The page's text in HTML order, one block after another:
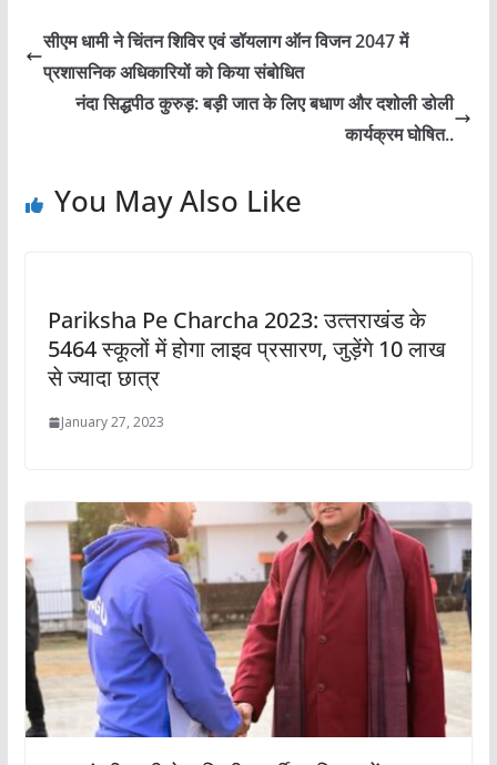
सीएम धामी ने चिंतन शिविर एवं डॉयलाग ऑन विजन 2047 में
प्रशासनिक अधिकारियों को किया संबोधित
नंदा सिद्धपीठ कुरुड़: बड़ी जात के लिए बधाण और दशोली डोली
कार्यक्रम घोषित..
You May Also Like
Pariksha Pe Charcha 2023: उत्‍तराखंड के
5464 स्कूलों में होगा लाइव प्रसारण, जुड़ेंगे 10 लाख
से ज्‍यादा छात्र
January 27, 2023